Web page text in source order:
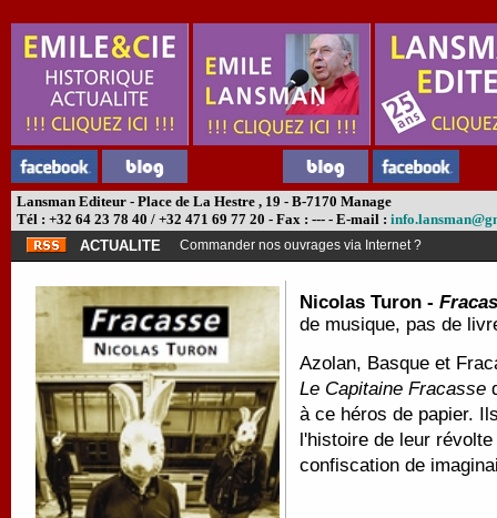
Lansman Editeur - Place de La Hestre , 19 - B-7170 Manage
Tél : +32 64 23 78 40 / +32 471 69 77 20 - Fax : --- - E-mail :
ACTUALITE
Commander nos ouvrages via Internet ?
Nicolas Turon -
de musique, pas de
Azolan, Basque et
Le Capitaine Fracasse
à ce héros de papier.
l'histoire de leur
confiscation de